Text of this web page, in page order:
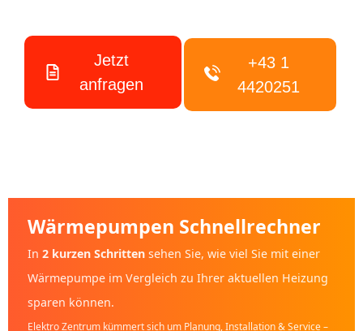
Jetzt
anfragen
+43 1
4420251
Wärmepumpen Schnellrechner
In 2 kurzen Schritten sehen Sie, wie viel Sie mit einer
Wärmepumpe im Vergleich zu Ihrer aktuellen Heizung
sparen können.
Elektro Zentrum kümmert sich um Planung, Installation & Service –